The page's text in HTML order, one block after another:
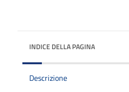
INDICE DELLA PAGINA
Descrizione